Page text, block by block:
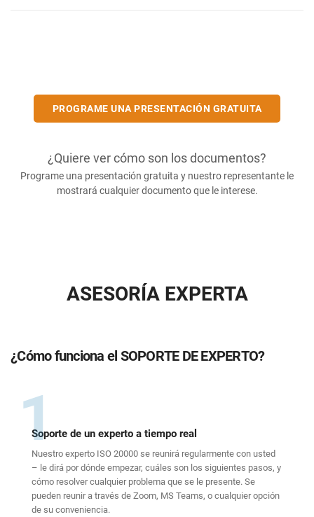
PROGRAME UNA PRESENTACIÓN GRATUITA
¿Quiere ver cómo son los documentos?
Programe una presentación gratuita y nuestro representante le
mostrará cualquier documento que le interese.
ASESORÍA EXPERTA
¿Cómo funciona el SOPORTE DE EXPERTO?
1
Soporte de un experto a tiempo real
Nuestro experto ISO 20000 se reunirá regularmente con usted
– le dirá por dónde empezar, cuáles son los siguientes pasos, y
cómo resolver cualquier problema que se le presente. Se
pueden reunir a través de Zoom, MS Teams, o cualquier opción
de su conveniencia.